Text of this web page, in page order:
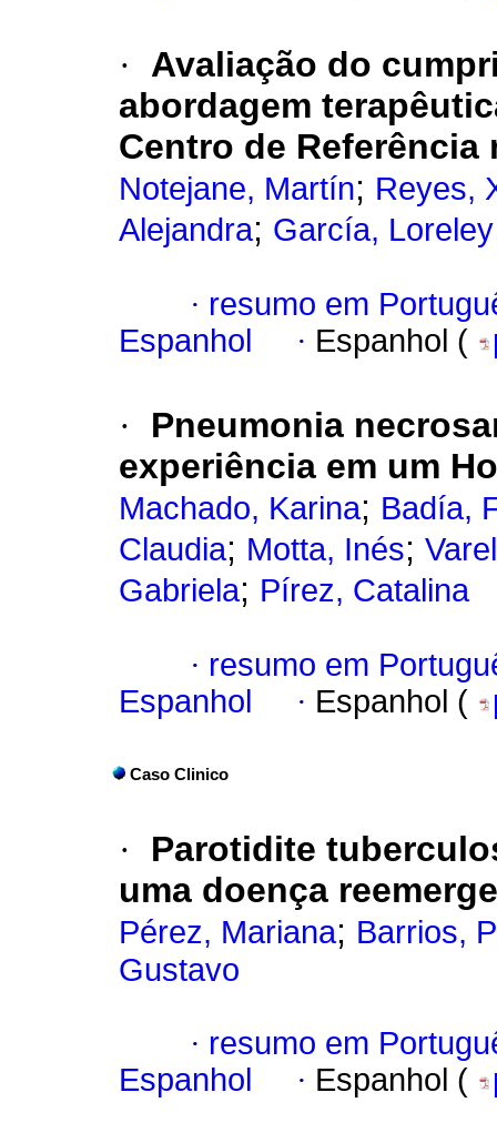
·
Avaliação do
abordagem
Centro de Referência
Notejane, Martín; Reyes,
Alejandra; García, Loreley
· resumo em
Espanhol
· Espanhol (
·
Pneumonia
experiência em um
Machado, Karina; Badía,
Claudia; Motta, Inés;
Gabriela; Pírez, Catalina
· resumo em
Espanhol
· Espanhol (
Caso Clinico
·
Parotidite
uma doença
Pérez, Mariana; Barrios,
Gustavo
· resumo em
Espanhol
· Espanhol (